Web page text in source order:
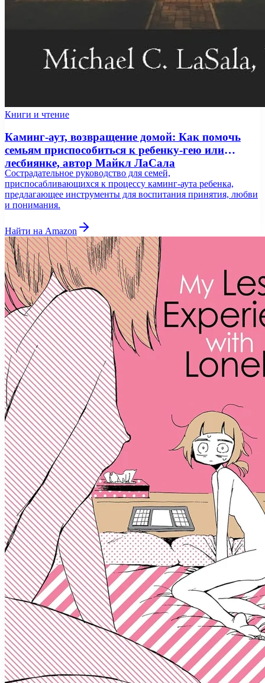
Книги и чтение
Каминг-аут, возвращение домой: Как помочь
семьям приспособиться к ребенку-гею или
лесбиянке, автор Майкл ЛаСала
Сострадательное руководство для семей,
приспосабливающихся к процессу каминг-аута ребенка,
предлагающее инструменты для воспитания принятия, любви
и понимания.
Найти на Amazon